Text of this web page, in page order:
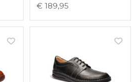
€ 189,95